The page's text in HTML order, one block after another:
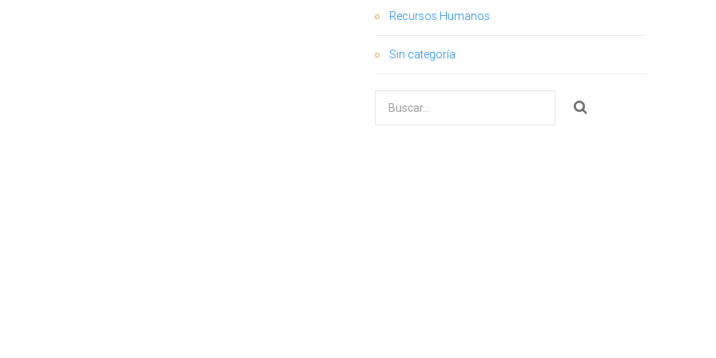
Recursos Humanos
Sin categoría
por: